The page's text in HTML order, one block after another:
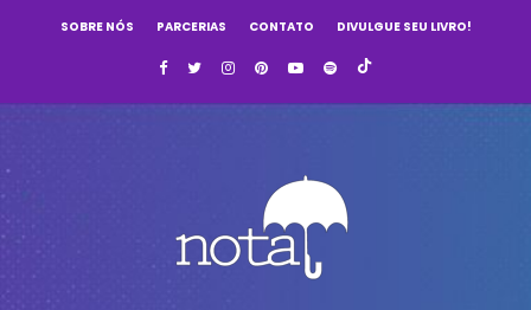
SOBRE NÓS PARCERIAS CONTATO DIVULGUE SEU LIVRO!